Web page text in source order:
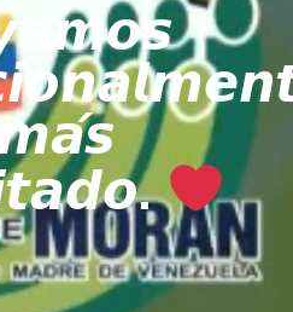
𝙢𝙖́𝙨